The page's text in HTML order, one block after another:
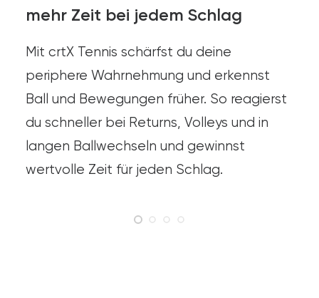
mehr Zeit bei jedem Schlag
Mit crtX Tennis schärfst du deine
periphere Wahrnehmung und erkennst
Ball und Bewegungen früher. So reagierst
du schneller bei Returns, Volleys und in
langen Ballwechseln und gewinnst
wertvolle Zeit für jeden Schlag.